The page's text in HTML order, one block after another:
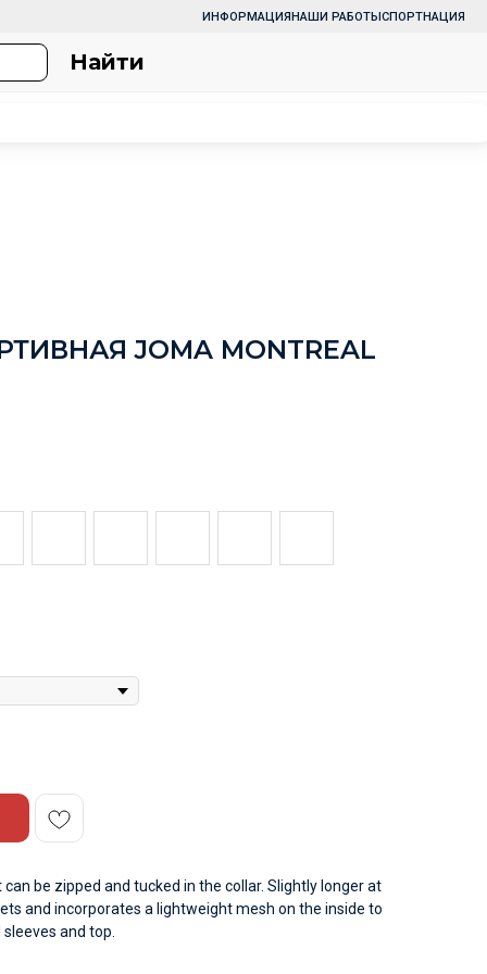
ИНФОРМАЦИЯНАШИ РАБОТЫСПОРТНАЦИЯ
Найти
JOMA MONTREAL
be zipped and tucked in the collar. Slightly longer at
and incorporates a lightweight mesh on the inside to
and top.